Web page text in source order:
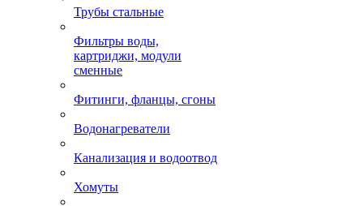
Трубы стальные
Фильтры воды,
картриджи, модули
сменные
Фитинги, фланцы, сгоны
Водонагреватели
Канализация и водоотвод
Хомуты